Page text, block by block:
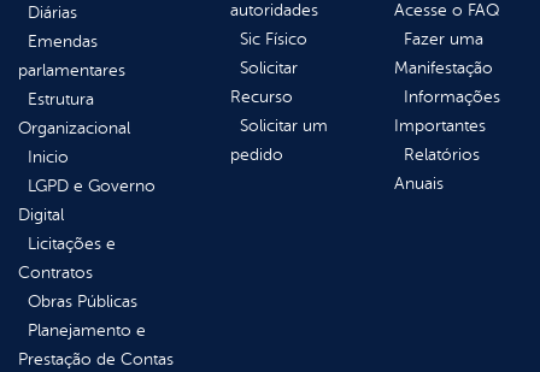
Diárias
Emendas
parlamentares
Estrutura
Organizacional
Inicio
LGPD e Governo
Digital
Licitações e
Contratos
Obras Públicas
Planejamento e
Prestação de Contas
autoridades
Sic Físico
Solicitar
Recurso
Solicitar um
pedido
Acesse o FAQ
Fazer uma
Manifestação
Informações
Importantes
Relatórios
Anuais